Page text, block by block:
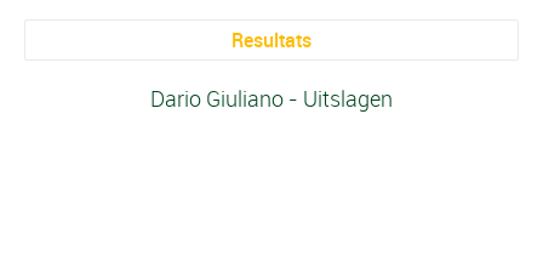
Resultats
Dario Giuliano - Uitslagen